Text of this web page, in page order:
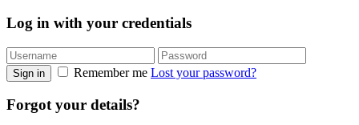
Log in with your credentials
Sign in Remember me Lost your password?
Forgot your details?